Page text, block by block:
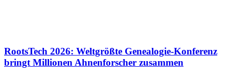
RootsTech 2026: Weltgrößte Genealogie-Konferenz
bringt Millionen Ahnenforscher zusammen